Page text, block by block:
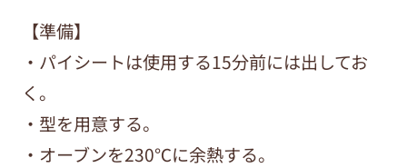
【準備】
・パイシートは使用する15分前には出してお
く。
・型を用意する。
・オーブンを230℃に余熱する。